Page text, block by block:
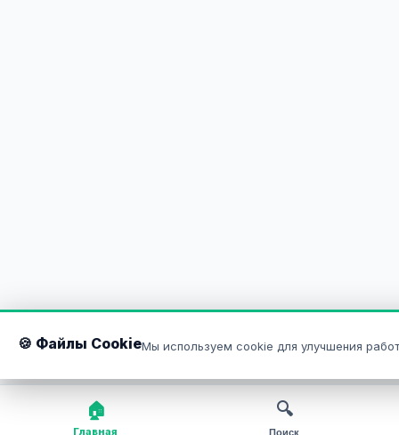
🏠
Главная
🔍
Поиск
🍪 Файлы CookieМы используем cookie для улучшения